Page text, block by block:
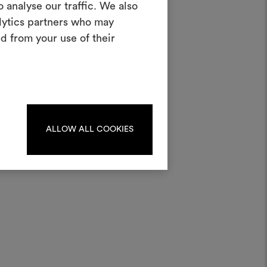
analyse our traffic. We also
partners who may
from your use of their
ALLOW ALL COOKIES
Tool, mit dem Sie Ihre Ideen zum
und mit anderen teilen können,
zu erstellen oder
oder registrieren Sie sich.